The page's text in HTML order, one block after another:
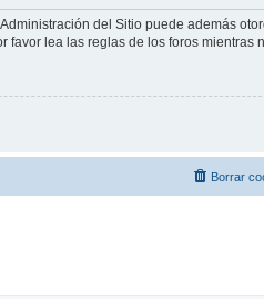
del Sitio puede además
lea las reglas de los foros mientras
Borrar